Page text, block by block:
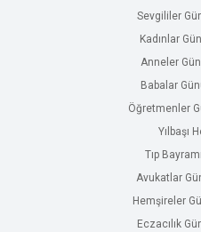
Sevgililer
Kadınlar
Anneler
Babalar
Öğretmenler
Yılbaşı
Tıp
Avukatlar
Hemşireler
Eczacılık